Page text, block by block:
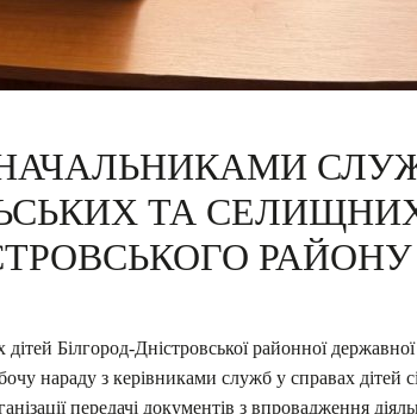
ТА
РАЙОНУ
Білгород-Дністровської районної державної
нараду з керівниками служб у справах дітей
передачі документів з впровадження